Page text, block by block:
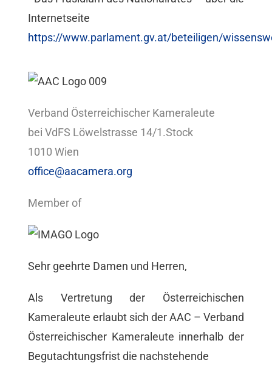
Kontakt
Internetseite
https://www.parlament.gv.at/beteiligen/
Verband Österreichischer Kameraleute
bei VdFS Löwelstrasse 14/1.Stock
1010 Wien
office@aacamera.org
Member of
Sehr geehrte Damen und Herren,
Als Vertretung der Österreichischen
Kameraleute erlaubt sich der AAC – Verband
Österreichischer Kameraleute innerhalb der
Begutachtungsfrist die nachstehende